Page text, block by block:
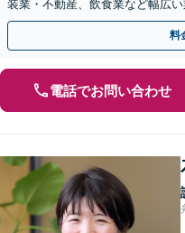
装業・不動産、飲食業など幅広
業主の方初回面談無料】
料
電話でお問い合わせ